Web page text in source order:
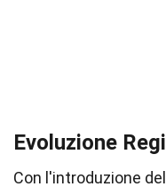
Evoluzione
Con l'introduzione